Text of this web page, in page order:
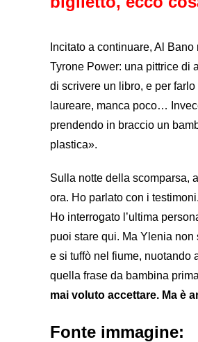
Incitato a continuare, Al
Tyrone Power: una pittrice di
di scrivere un libro, e per
laureare, manca poco…
prendendo in braccio un
plastica».
Sulla notte della scomparsa,
ora. Ho parlato con i
Ho interrogato l’ultima
puoi stare qui. Ma Ylenia
e si tuffò nel fiume, nuotando
quella frase da bambina
mai voluto accettare. Ma è
Fonte immagine: